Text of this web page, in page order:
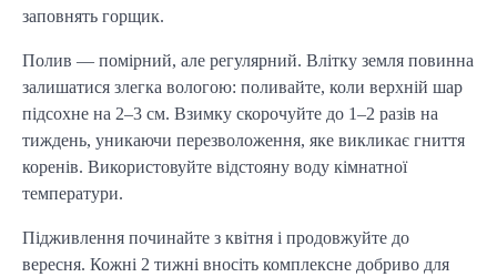
заповнять горщик.
Полив — помірний, але регулярний. Влітку земля повинна
залишатися злегка вологою: поливайте, коли верхній шар
підсохне на 2–3 см. Взимку скорочуйте до 1–2 разів на
тиждень, уникаючи перезволоження, яке викликає гниття
коренів. Використовуйте відстояну воду кімнатної
температури.
Підживлення починайте з квітня і продовжуйте до
вересня. Кожні 2 тижні вносіть комплексне добриво для